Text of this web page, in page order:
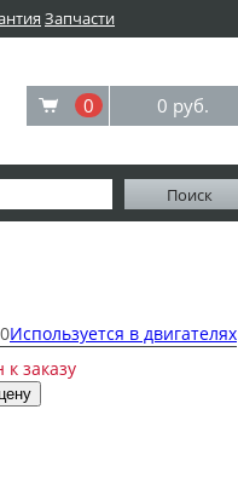
Запчасти
0 0 руб.
Используется в двигателях
к заказу